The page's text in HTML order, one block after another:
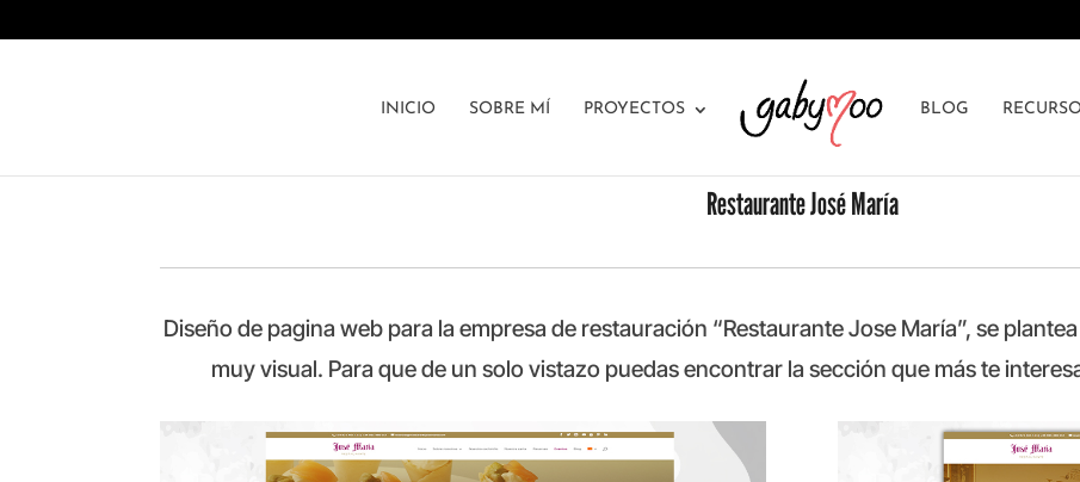
INICIO SOBRE MÍ PROYECTOS BLOG
Restaurante José María
Diseño de pagina web para la empresa de restauración “Restaurante Jose María”, se
muy visual. Para que de un solo vistazo puedas encontrar la sección que más te